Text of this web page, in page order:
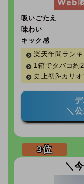
吸いごたえ
味わい
キック感
楽天年間ラン
1箱でタバコ約
史上初β-カリ
＼
＼